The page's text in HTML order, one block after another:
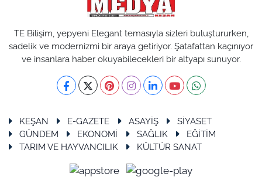
TE Bilişim, yepyeni Elegant temasıyla sizleri buluştururken,
sadelik ve modernizmi bir araya getiriyor. Şatafattan kaçınıyor
ve insanlara haber okuyabilecekleri bir altyapı sunuyor.
KEŞAN E-GAZETE ASAYİŞ
SİYASET
GÜNDEM
EKONOMİ SAĞLIK
EĞİTİM
TARIM VE HAYVANCILIK
KÜLTÜR SANAT